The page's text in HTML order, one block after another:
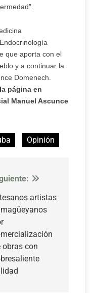
que aporta con el
y a continuar la
Domenech.
página en
Manuel Ascunce
Opinión
artistas
obras con